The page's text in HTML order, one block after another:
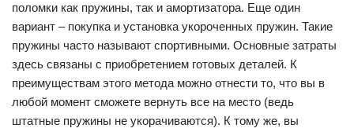
поломки как пружины, так и амортизатора. Еще один
вариант – покупка и установка укороченных пружин. Такие
пружины часто называют спортивными. Основные затраты
здесь связаны с приобретением готовых деталей. К
преимуществам этого метода можно отнести то, что вы в
любой момент сможете вернуть все на место (ведь
штатные пружины не укорачиваются). К тому же, вы